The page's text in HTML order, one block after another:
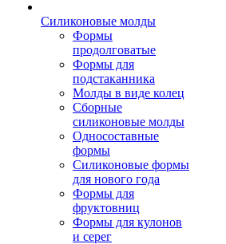
Силиконовые молды
Формы
продолговатые
Формы для
подстаканника
Молды в виде колец
Сборные
силиконовые молды
Односоставные
формы
Силиконовые формы
для нового года
Формы для
фруктовниц
Формы для кулонов
и серег